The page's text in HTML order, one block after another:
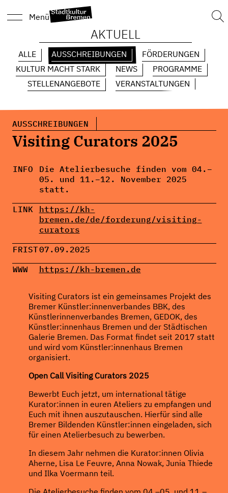
Menü
AKTUELL
ALLE AUSSCHREIBUNGEN
FÖRDERUNGEN
KULTUR MACHT STARK
NEWS
PROGRAMME
STELLENANGEBOTE
VERANSTALTUNGEN
AUSSCHREIBUNGEN
Visiting Curators 2025
INFO
Die Atelierbesuche finden vom 04.–
05. und 11.–12. November 2025
statt.
LINK
https://kh-
bremen.de/de/forderung/visiting-
curators
FRIST07.09.2025
WWW
https://kh-bremen.de
Visiting Curators ist ein gemeinsames Projekt des
Bremer Künstler:innenverbandes BBK, des
Künstlerinnenverbandes Bremen, GEDOK, des
Künstler:innenhaus Bremen und der Städtischen
Galerie Bremen. Das Format findet seit 2017 statt
und wird vom Künstler:innenhaus Bremen
organisiert.
Open Call Visiting Curators 2025
Bewerbt Euch jetzt, um international tätige
Kurator:innen in euren Ateliers zu empfangen und
Euch mit ihnen auszutauschen. Hierfür sind alle
Bremer Bildenden Künstler:innen eingeladen, sich
für einen Atelierbesuch zu bewerben.
In diesem Jahr nehmen die Kurator:innen Olivia
Aherne, Lisa Le Feuvre, Anna Nowak, Junia Thiede
und Ilka Voermann teil.